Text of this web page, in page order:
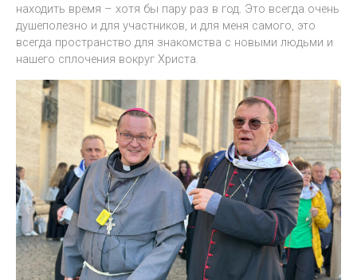
находить время – хотя бы пару раз в год. Это всегда очень
душеполезно и для участников, и для меня самого, это
всегда пространство для знакомства с новыми людьми и
нашего сплочения вокруг Христа.